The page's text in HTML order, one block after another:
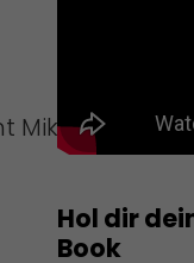
Mikrowelle
Hol dir
Book